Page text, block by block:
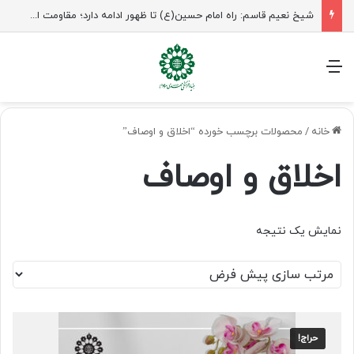
شیخ نعیم قاسم: راه امام حسین(ع) تا ظهور ادامه دارد؛ مقاومت از کربلا الهام می‌گیرد
منو
خانه / محصولات برچسب خورده “اخلاق و اوصاف”
اخلاق و اوصاف
نمایش یک نتیجه
حراج!